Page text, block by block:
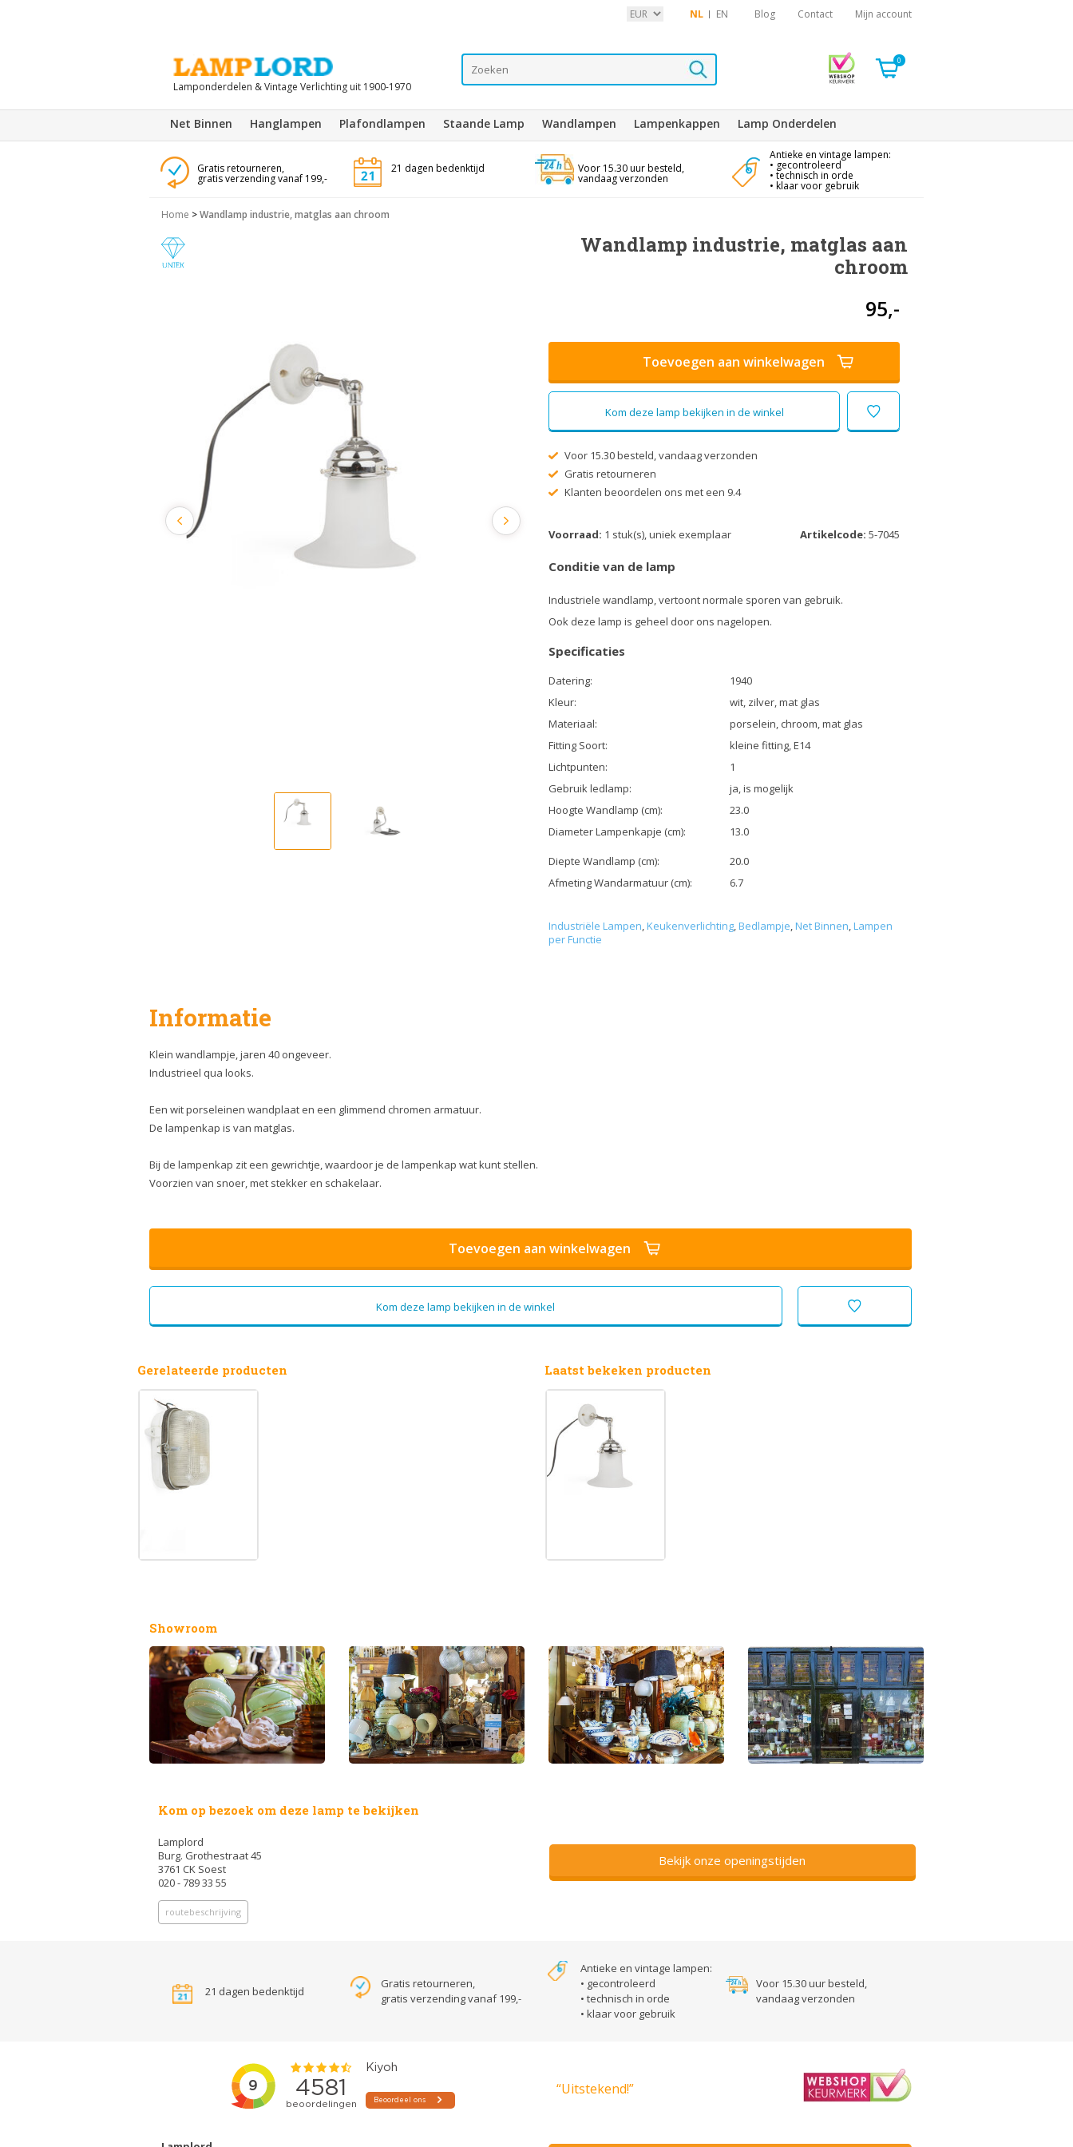
NL EN Blog Contact Mijn account
Lamponderdelen & Vintage Verlichting uit 1900-1970
0
Net Binnen Hanglampen Plafondlampen Staande Lamp Wandlampen Lampenkappen Lamp Onderdelen
Gratis retourneren,
gratis verzending vanaf 199,-
21 dagen bedenktijd Voor 15.30 uur besteld,
vandaag verzonden
Antieke en vintage lampen:
• gecontroleerd
• technisch in orde
• klaar voor gebruik
Home >Wandlamp industrie, matglas aan chroom
Wandlamp industrie, matglas aan
chroom
95,-
Toevoegen aan winkelwagen
Kom deze lamp bekijken in de winkel
Voor 15.30 besteld, vandaag verzonden
Gratis retourneren
Klanten beoordelen ons met een 9.4
Voorraad: 1 stuk(s), uniek exemplaar Artikelcode: 5-7045
Conditie van de lamp
Industriele wandlamp, vertoont normale sporen van gebruik.
Ook deze lamp is geheel door ons nagelopen.
Specificaties
Datering:
1940
Kleur:
wit, zilver, mat glas
Materiaal:
porselein, chroom, mat glas
Fitting Soort:
kleine fitting, E14
Lichtpunten:
1
Gebruik ledlamp:
ja, is mogelijk
Hoogte Wandlamp (cm):
23.0
Diameter Lampenkapje (cm):
13.0
Diepte Wandlamp (cm):
20.0
Afmeting Wandarmatuur (cm):
6.7
Industriële Lampen,Keukenverlichting,Bedlampje,Net Binnen,Lampen
per Functie
Informatie
Klein wandlampje, jaren 40 ongeveer.
Industrieel qua looks.
Een wit porseleinen wandplaat en een glimmend chromen armatuur.
De lampenkap is van matglas.
Bij de lampenkap zit een gewrichtje, waardoor je de lampenkap wat kunt stellen.
Voorzien van snoer, met stekker en schakelaar.
Toevoegen aan winkelwagen
Kom deze lamp bekijken in de winkel
Gerelateerde producten Laatst bekeken producten
Showroom
Kom op bezoek om deze lamp te bekijken
Lamplord
Burg. Grothestraat 45
3761 CK Soest
020 - 789 33 55
routebeschrijving
Bekijk onze openingstijden
21 dagen bedenktijd
Gratis retourneren,
gratis verzending vanaf 199,-
Antieke en vintage lampen:
• gecontroleerd
• technisch in orde
• klaar voor gebruik
Voor 15.30 uur besteld,
vandaag verzonden
“Uitstekend!”